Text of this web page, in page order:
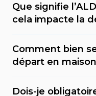
dépendance (via
(allocation
conseil
mesure de
dans ces
Que signifie
cela impacte la
reconnaissance
prise en charge à
l’Assurance
Comment bien
départ en
Dois-je